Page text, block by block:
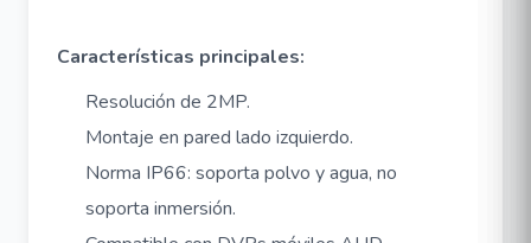
Características principales:
Resolución de 2MP.
Montaje en pared lado izquierdo.
Norma IP66: soporta polvo y agua, no
soporta inmersión.